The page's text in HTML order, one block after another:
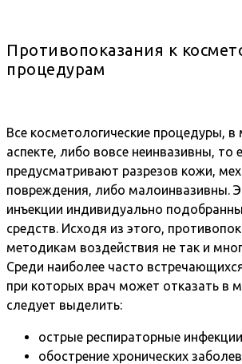
Противопоказания к
процедурам
Все косметологические процедуры,
аспекте, либо вовсе неинвазивны, то
предусматривают разрезов кожи,
повреждения, либо малоинвазивны.
инъекции индивидуально
средств. Исходя из этого,
методикам воздействия не так и
Среди наиболее часто
при которых врач может отказать в
следует выделить:
острые респираторные
обострение хронических